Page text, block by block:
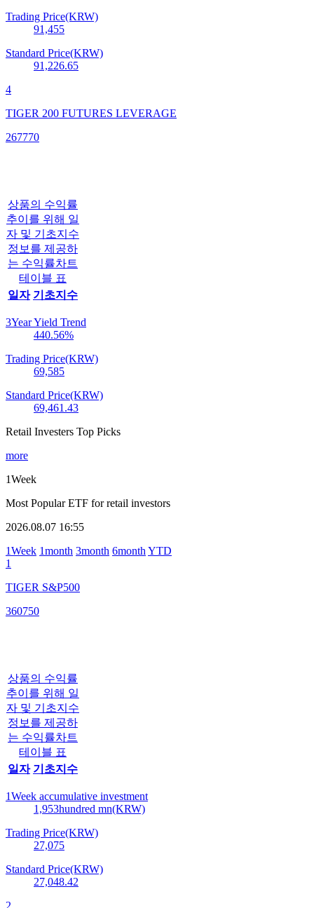
Trading Price(KRW)
91,455
Standard Price(KRW)
91,226.65
4
TIGER 200 FUTURES LEVERAGE
267770
상품의 수익률
추이를 위해 일
자 및 기초지수
정보를 제공하
는 수익률차트
테이블 표
일자 기초지수
3Year Yield Trend
440.56%
Trading Price(KRW)
69,585
Standard Price(KRW)
69,461.43
Retail Investers Top Picks
more
1Week
Most Popular ETF for retail investors
2026.08.07 16:55
1Week 1month 3month 6month YTD
1
TIGER S&P500
360750
상품의 수익률
추이를 위해 일
자 및 기초지수
정보를 제공하
는 수익률차트
테이블 표
일자 기초지수
1Week accumulative investment
1,953hundred mn(KRW)
Trading Price(KRW)
27,075
Standard Price(KRW)
27,048.42
2